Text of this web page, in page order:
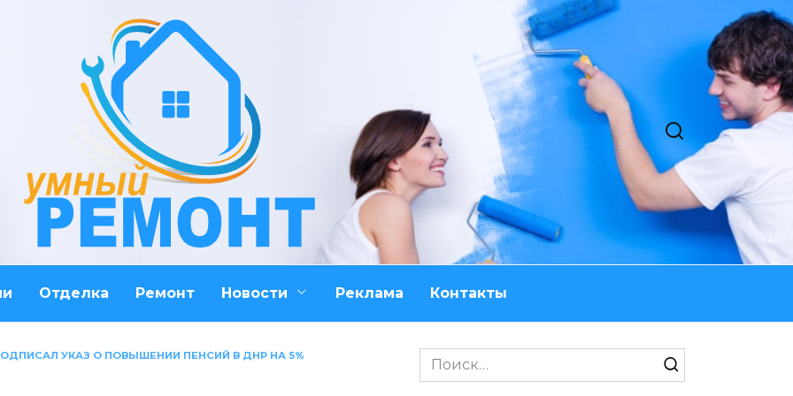
Отделка Ремонт Новости Реклама Контакты
УКАЗ О ПОВЫШЕНИИ ПЕНСИЙ В ДНР НА 5%
Search
for: